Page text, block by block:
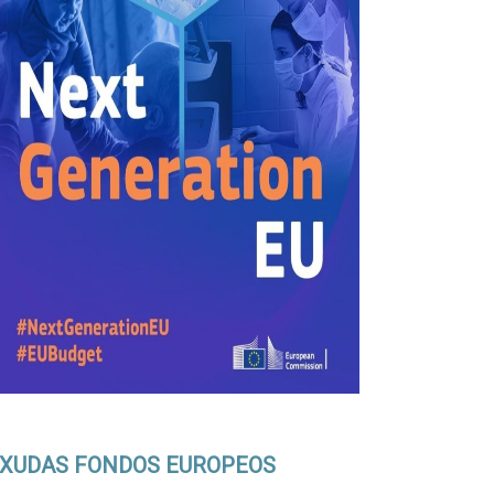
FONDOS EUROPEOS